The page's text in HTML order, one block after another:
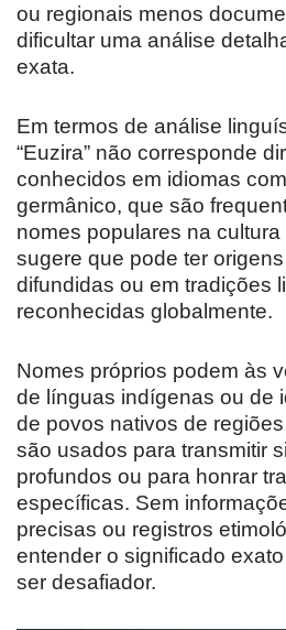
ou regionais menos
dificultar uma análise
exata.
Em termos de análise
“Euzira” não corresponde
conhecidos em idiomas
germânico, que são
nomes populares na
sugere que pode ter
difundidas ou em tradições
reconhecidas globalmente.
Nomes próprios podem às
de línguas indígenas ou de
de povos nativos de
são usados para transmitir
profundos ou para honrar
específicas. Sem
precisas ou registros
entender o significado exato
ser desafiador.